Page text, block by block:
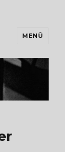
MENÜ